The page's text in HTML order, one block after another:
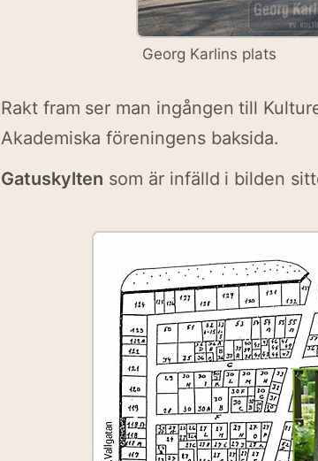
Georg Karlins plats
Rakt fram ser man ingången till
Akademiska föreningens baksida.
Gatuskylten som är infälld i bilden